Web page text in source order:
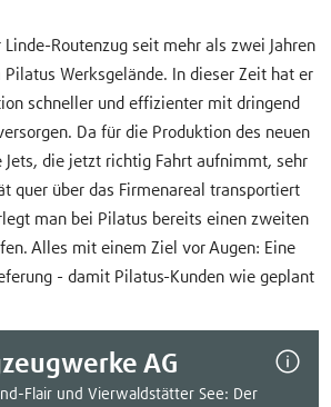
Routenzug seit mehr als zwei Jahren
Pilatus Werksgelände. In dieser Zeit hat er
schneller und effizienter mit dringend
Da für die Produktion des neuen
Jets, die jetzt richtig Fahrt aufnimmt, sehr
quer über das Firmenareal transportiert
man bei Pilatus bereits einen zweiten
Alles mit einem Ziel vor Augen: Eine
- damit Pilatus-Kunden wie geplant
AG
Flair und Vierwaldstätter See: Der